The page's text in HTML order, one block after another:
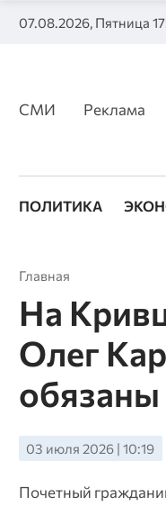
07.08.2026, Пятница
СМИ Реклама
ПОЛИТИКА
Главная
На
Олег
обязаны
03 июля 2026 | 10:19
Почетный